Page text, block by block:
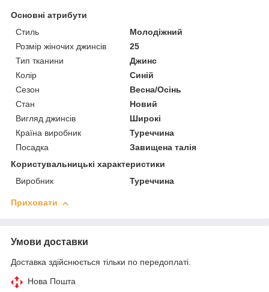
Основні атрибути
Стиль
Молодіжний
Розмір жіночих джинсів
25
Тип тканини
Джинс
Колір
Синій
Сезон
Весна/Осінь
Стан
Новий
Вигляд джинсів
Широкі
Країна виробник
Туреччина
Посадка
Завищена талія
Користувальницькі характеристики
Виробник
Туреччина
Приховати
Умови доставки
Доставка здійснюється тільки по передоплаті.
Нова Пошта